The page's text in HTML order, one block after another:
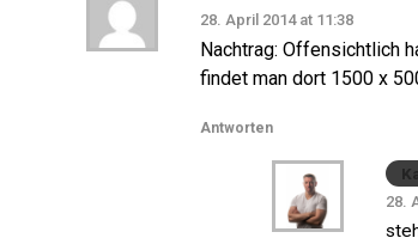
28. April 2014 at 11:38
Nachtrag: Offensichtlich
findet man dort 1500 x
Antworten
28.